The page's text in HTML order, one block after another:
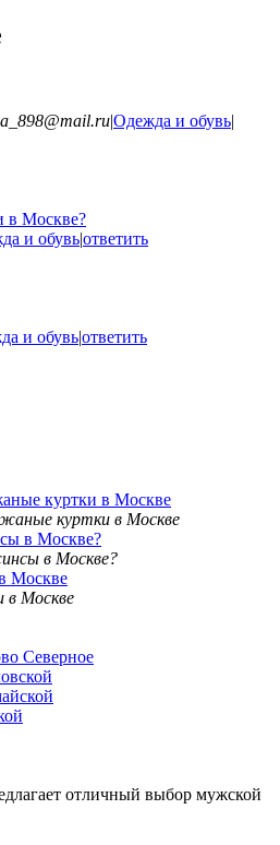
|Одежда и обувь|
в Москве?
и обувь|ответить
и обувь|ответить
куртки в Москве
в Москве?
Москве
Северное
отличный выбор мужской